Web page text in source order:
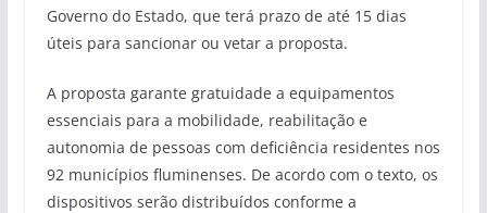
Governo do Estado, que terá prazo de até 15 dias
úteis para sancionar ou vetar a proposta.
A proposta garante gratuidade a equipamentos
essenciais para a mobilidade, reabilitação e
autonomia de pessoas com deficiência residentes nos
92 municípios fluminenses. De acordo com o texto, os
dispositivos serão distribuídos conforme a